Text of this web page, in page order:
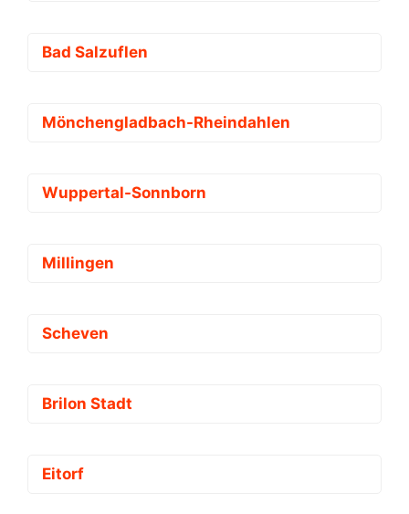
Bad Salzuflen
Mönchengladbach-Rheindahlen
Wuppertal-Sonnborn
Millingen
Scheven
Brilon Stadt
Eitorf